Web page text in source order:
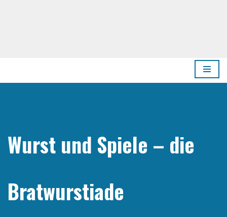
Wurst und Spie­le – die
Bratwurstiade